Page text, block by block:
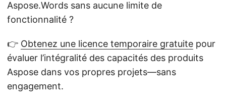
Aspose.Words sans aucune limite de
fonctionnalité ?
👉 Obtenez une licence temporaire gratuite pour
évaluer l’intégralité des capacités des produits
Aspose dans vos propres projets—sans
engagement.